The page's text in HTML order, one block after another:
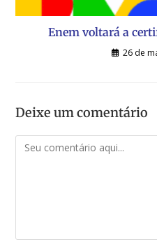
Enem voltará a
26 de
Deixe um comentário